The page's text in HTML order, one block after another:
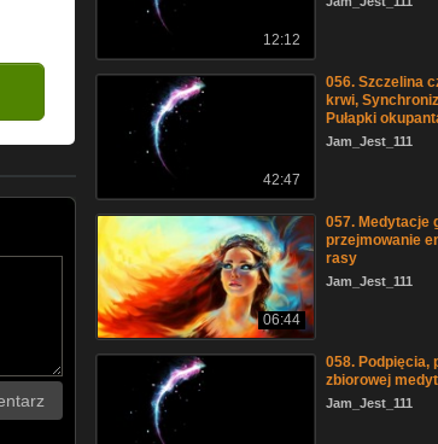
12:12
42:47
056. Szczelina
krwi,
Pułapki
Jam_Jest_111
06:44
057. Medytacje
przejmowanie
rasy
Jam_Jest_111
058. Podpięcia,
zbiorowej
Jam_Jest_111